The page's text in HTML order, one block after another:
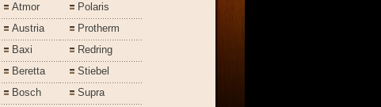
Atmor
Austria
Baxi
Beretta
Bosch
Polaris
Protherm
Redring
Stiebel
Supra